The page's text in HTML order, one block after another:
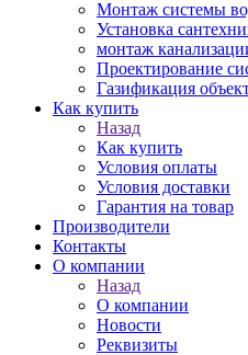
Монтаж системы
Установка
монтаж
Проектирование
Газификация
Как купить
Назад
Как купить
Условия оплаты
Условия доставки
Гарантия на товар
Производители
Контакты
О компании
Назад
О компании
Новости
Реквизиты